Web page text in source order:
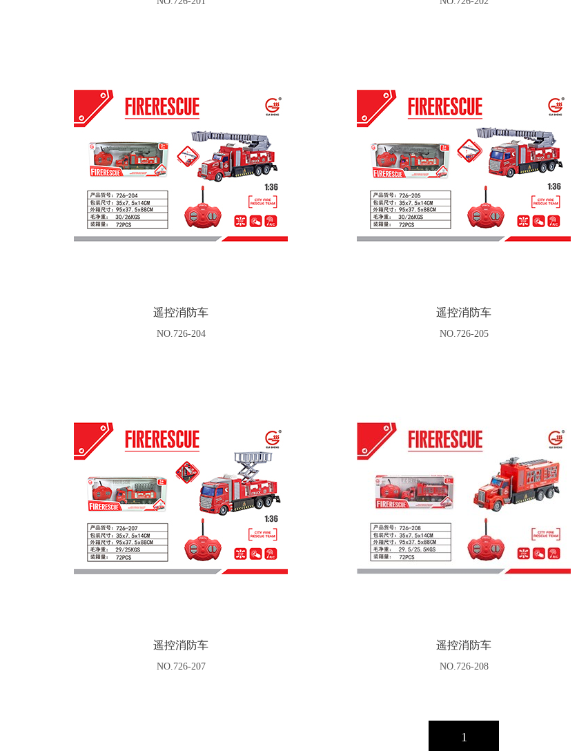
遥控消防车
NO.726-204
遥控消防车
NO.726-205
遥控消防车
NO.726-207
遥控消防车
NO.726-208
1